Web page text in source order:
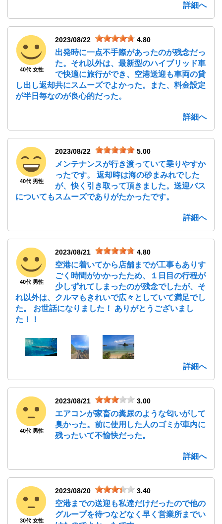
詳細へ
40代 女性
2023/08/22 4.80
出発時に一点不手際があったのが残念だっ
た。それ以外は、最新型のハイブリッド車
で快適に旅行ができ、空港送迎も車両の貸
し出し返却共にスムーズでよかった。また、料金設定
が半日毎なのが良心的だった。
詳細へ
40代 男性
2023/08/22 5.00
メンテナンスが行き渡っていて乗りやすか
ったです。 返却時は海の砂まみれでした
が、快く引き取って頂きました。送迎バス
についてもスムーズでありがたかったです。
詳細へ
40代 男性
2023/08/21 4.80
空港に着いてから店舗までが工事もありす
ごく時間がかかったため、１日目の行程が
少しずれてしまったのが残念でしたが、そ
れ以外は、クルマもきれいで広々としていて満足でし
た。 お世話になりました！ ありがとうございまし
た！！
詳細へ
40代 男性
2023/08/21 3.00
エアコンが家畜の糞尿のような匂いがして
臭かった。前に使用した人のゴミが車内に
残ったいて不愉快だった。
詳細へ
30代 女性
2023/08/20 3.40
空港までの送迎も私達だけだったので他の
グループを待つなどなく早く営業所までい